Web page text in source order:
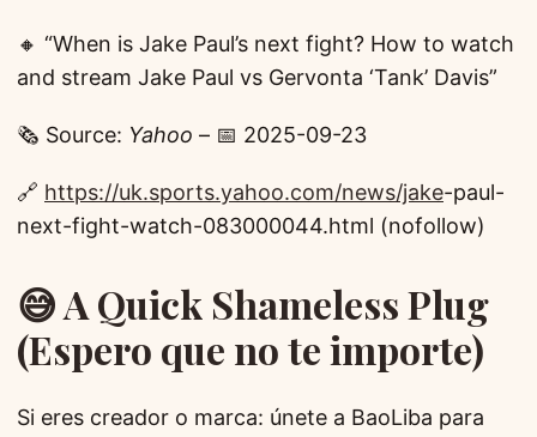
🔸 “When is Jake Paul’s next fight? How to watch
and stream Jake Paul vs Gervonta ‘Tank’ Davis”
🗞️ Source: Yahoo – 📅 2025-09-23
🔗 https://uk.sports.yahoo.com/news/jake-paul-
next-fight-watch-083000044.html (nofollow)
😅 A Quick Shameless Plug
(Espero que no te importe)
Si eres creador o marca: únete a BaoLiba para